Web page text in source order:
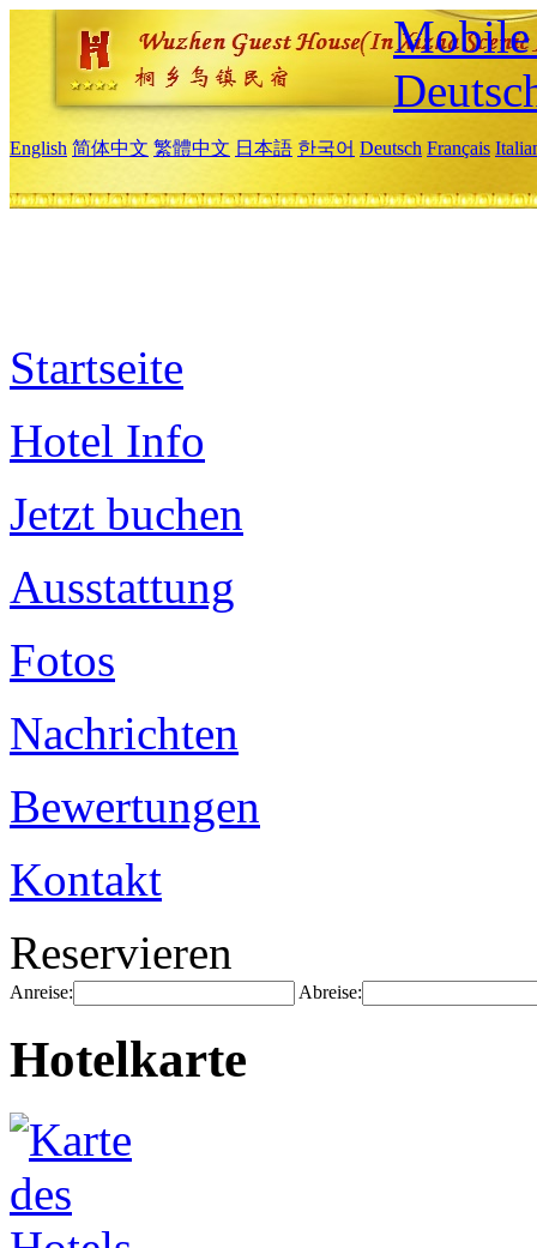
Mobile
English 简体中文 繁體中文 日本語 한국어 Deutsch Français
Startseite
Hotel Info
Jetzt buchen
Ausstattung
Fotos
Nachrichten
Bewertungen
Kontakt
Reservieren
Anreise: Abreise:
Hotelkarte